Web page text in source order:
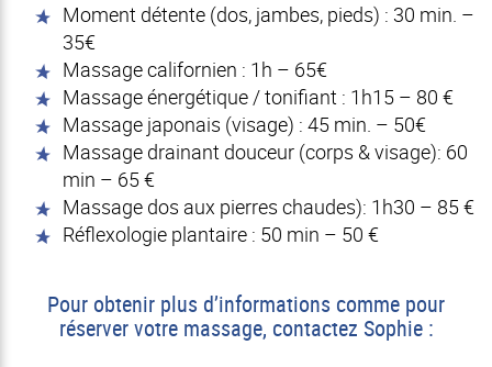
Moment détente (dos, jambes, pieds) : 30 min. –
35€
Massage californien : 1h – 65€
Massage énergétique / tonifiant : 1h15 – 80 €
Massage japonais (visage) : 45 min. – 50€
Massage drainant douceur (corps & visage): 60
min – 65 €
Massage dos aux pierres chaudes): 1h30 – 85 €
Réflexologie plantaire : 50 min – 50 €
Pour obtenir plus d’informations comme pour
réserver votre massage, contactez Sophie :